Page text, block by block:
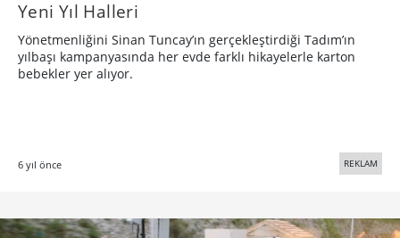
Trendeki Tüm Özelliklere Sahip Bir Bank